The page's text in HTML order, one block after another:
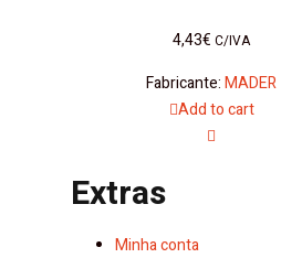
4,43€ C/IVA
Fabricante:MADER
Add to cart
Extras
Minha conta